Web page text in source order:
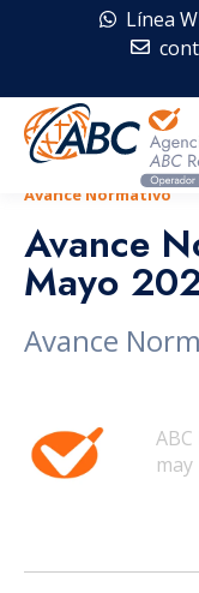
Línea
Avance Normativo
Avance
Mayo
Avance
ABC
may